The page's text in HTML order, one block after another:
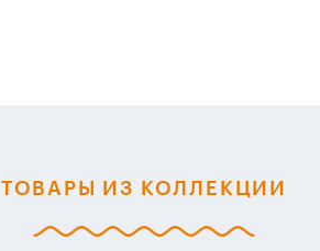
ТОВАРЫ ИЗ КОЛЛЕКЦИИ